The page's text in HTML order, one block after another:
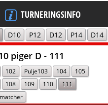
TURNERINGSINFO
D10 P12 D12 P14 D14
piger D - 111
102 Pulje103 104
105
108 109 110
111